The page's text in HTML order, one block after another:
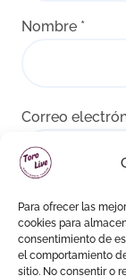
Para ofrecer las
cookies para
consentimiento de
el comportamiento
sitio. No consentir o
Nombre *
Correo
Web